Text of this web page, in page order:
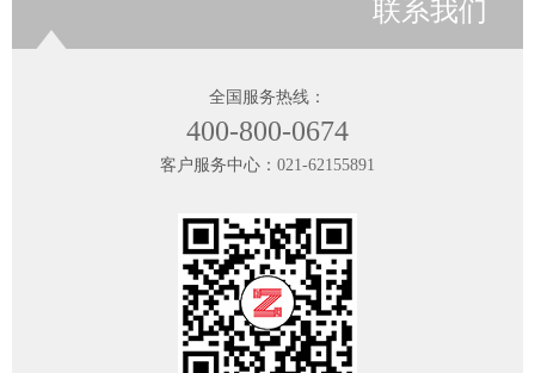
联系我们
全国服务热线：
400-800-0674
客户服务中心： 021-62155891